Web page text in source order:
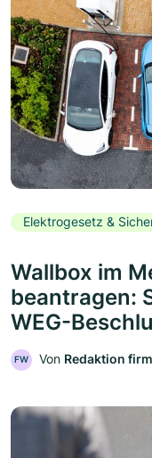
Elektrogesetz &
Wallbox im
beantragen:
WEG-
FW Von Redaktion